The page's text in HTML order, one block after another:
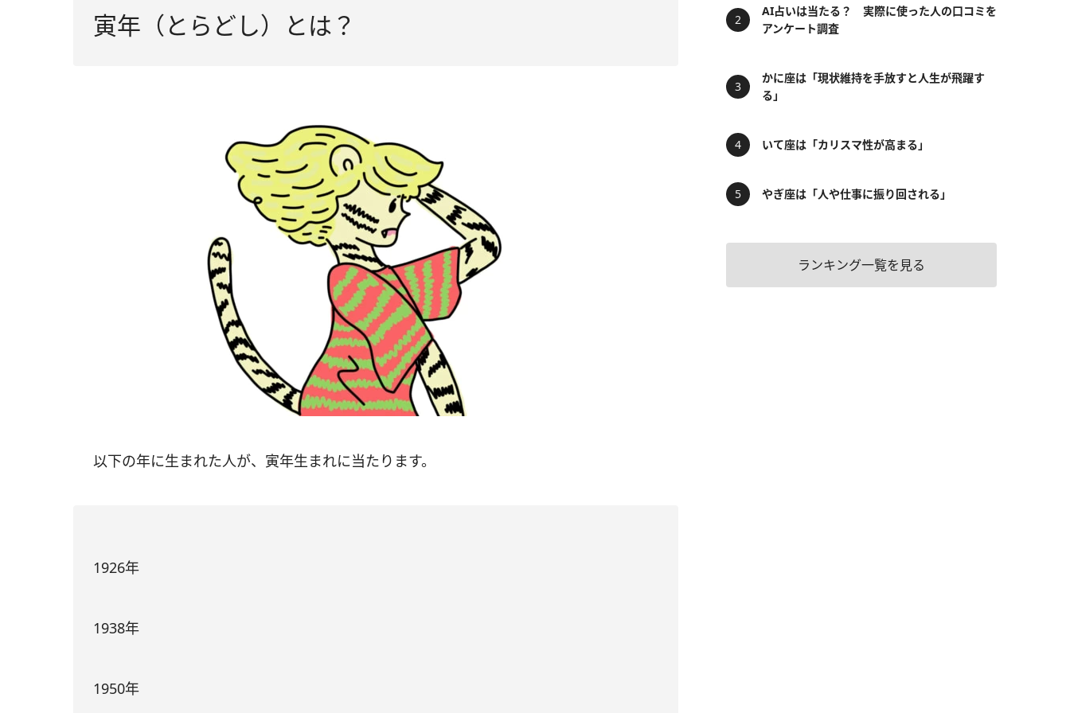
寅年（とらどし）とは？
以下の年に生まれた人が、寅年生まれに当たります。
1926年
1938年
1950年
AI占いは当たる？ 実際に使った人の口コミを
アンケート調査
かに座は「現状維持を手放すと人生が飛躍す
る」
いて座は「カリスマ性が高まる」
やぎ座は「人や仕事に振り回される」
ランキング一覧を見る